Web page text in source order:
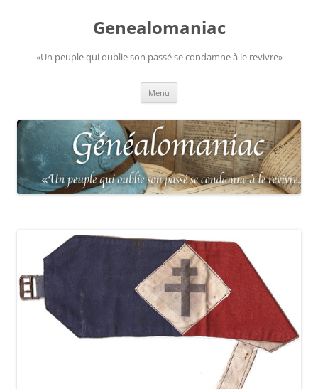
Genealomaniac
«Un peuple qui oublie son passé se condamne à le revivre»
Menu